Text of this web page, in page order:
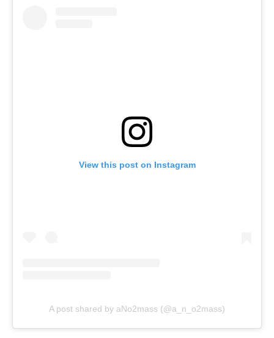
View this post on Instagram
A post shared by aNo2mass (@a_n_o2mass)